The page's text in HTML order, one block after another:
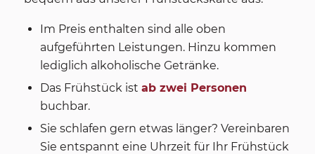
Im Preis enthalten sind alle oben
aufgeführten Leistungen. Hinzu kommen
lediglich alkoholische Getränke.
Das Frühstück ist ab zwei Personen
buchbar.
Sie schlafen gern etwas länger? Vereinbaren
Sie entspannt eine Uhrzeit für Ihr Frühstück